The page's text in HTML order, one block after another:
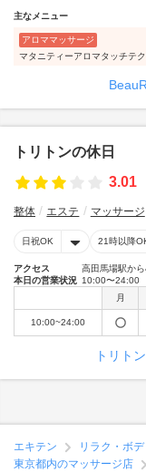
主なメニュー
アロママッサージ
マタニティーアロマタッチテ
トリトンの休日
3.01
整体 エステ マッサージ
日祝OK 21時以降
アクセス
高田馬場駅か
本日の営業状況 10:00〜24:00
月
10:00~24:00
トリト
エキテン リラク・ボ
東京都内のマッサージ店